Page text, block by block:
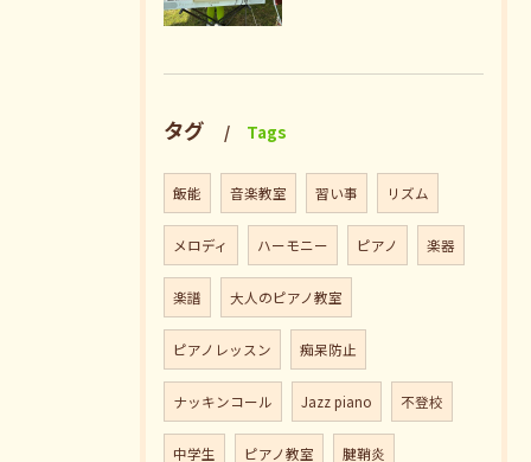
タグ Tags
飯能 音楽教室 習い事 リズム
メロディ ハーモニー ピアノ 楽器
楽譜 大人のピアノ教室
ピアノレッスン 痴呆防止
ナッキンコール Jazz piano 不登校
中学生 ピアノ教室 腱鞘炎